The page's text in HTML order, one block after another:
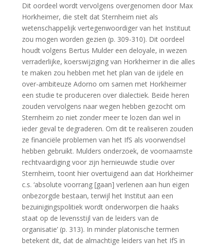
Dit oordeel wordt vervolgens overgenomen door Max
Horkheimer, die stelt dat Sternheim niet als
wetenschappelijk vertegenwoordiger van het Instituut
zou mogen worden gezien (p. 309-310). Dit oordeel
houdt volgens Bertus Mulder een deloyale, in wezen
verraderlijke, koerswijziging van Horkheimer in die alles
te maken zou hebben met het plan van de ijdele en
over-ambiteuze Adorno om samen met Horkheimer
een studie te produceren over dialectiek. Beide heren
zouden vervolgens naar wegen hebben gezocht om
Sternheim zo niet zonder meer te lozen dan wel in
ieder geval te degraderen. Om dit te realiseren zouden
ze financiële problemen van het IfS als voorwendsel
hebben gebruikt. Mulders onderzoek, de voornaamste
rechtvaardiging voor zijn hernieuwde studie over
Sternheim, toont hier overtuigend aan dat Horkheimer
c.s. ‘absolute voorrang [gaan] verlenen aan hun eigen
onbezorgde bestaan, terwijl het Institut aan een
bezuinigingspolitiek wordt onderworpen die haaks
staat op de levensstijl van de leiders van de
organisatie’ (p. 313). In minder platonische termen
betekent dit, dat de almachtige leiders van het IfS in